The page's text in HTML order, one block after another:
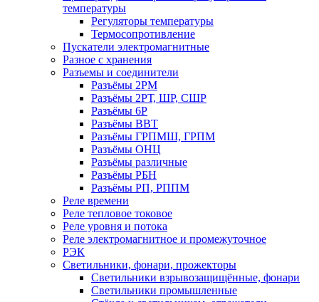
температуры
Регуляторы температуры
Термосопротивление
Пускатели электромагнитные
Разное с хранения
Разъемы и соединители
Разъёмы 2РМ
Разъёмы 2РТ, ШР, СШР
Разъёмы 6Р
Разъёмы ВВТ
Разъёмы ГРПМШ, ГРПМ
Разъёмы ОНЦ
Разъёмы различные
Разъёмы РБН
Разъёмы РП, РППМ
Реле времени
Реле тепловое токовое
Реле уровня и потока
Реле электромагнитное и промежуточное
РЭК
Светильники, фонари, прожекторы
Светильники взрывозащищённые, фонари
Светильники промышленные